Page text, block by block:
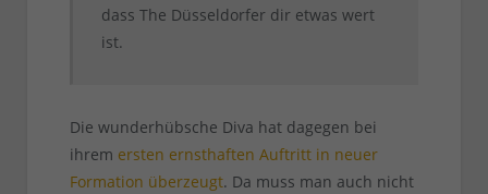
dass The Düsseldorfer dir etwas wert
ist.
Die wunderhübsche Diva hat dagegen bei
ihrem ersten ernsthaften Auftritt in neuer
Formation überzeugt. Da muss man auch nicht